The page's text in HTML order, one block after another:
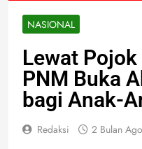
NASIONAL
Lewat
PNM Buka
bagi Anak-
Redaksi 2 Bulan Ago